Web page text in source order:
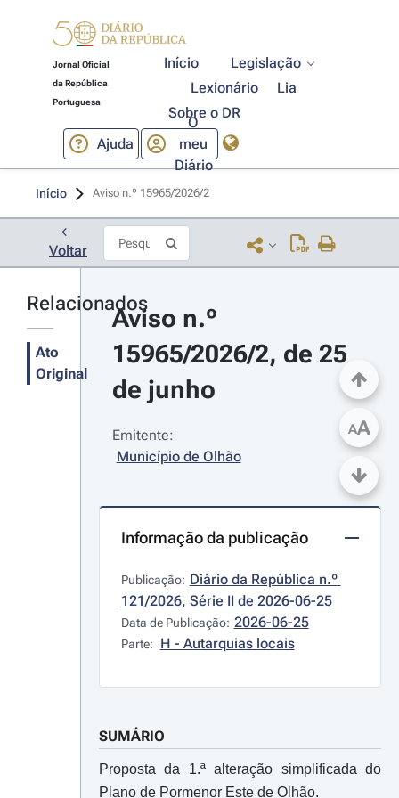
Jornal Oficial
da República
Portuguesa
Início
Legislação
Lexionário
Lia
Sobre o DR
Ajuda
O
meu
Diário
Início Aviso n.º 15965/2026/2
Voltar
Relacionados
Ato
Original
Aviso n.º
15965/2026/2, de 25
de junho
Emitente:
Município de Olhão
Informação da publicação
Publicação: Diário da República n.º
121/2026, Série II de 2026-06-25
Data de Publicação: 2026-06-25
Parte: H - Autarquias locais
SUMÁRIO
Proposta da 1.ª alteração simplificada do
Plano de Pormenor Este de Olhão.
AA